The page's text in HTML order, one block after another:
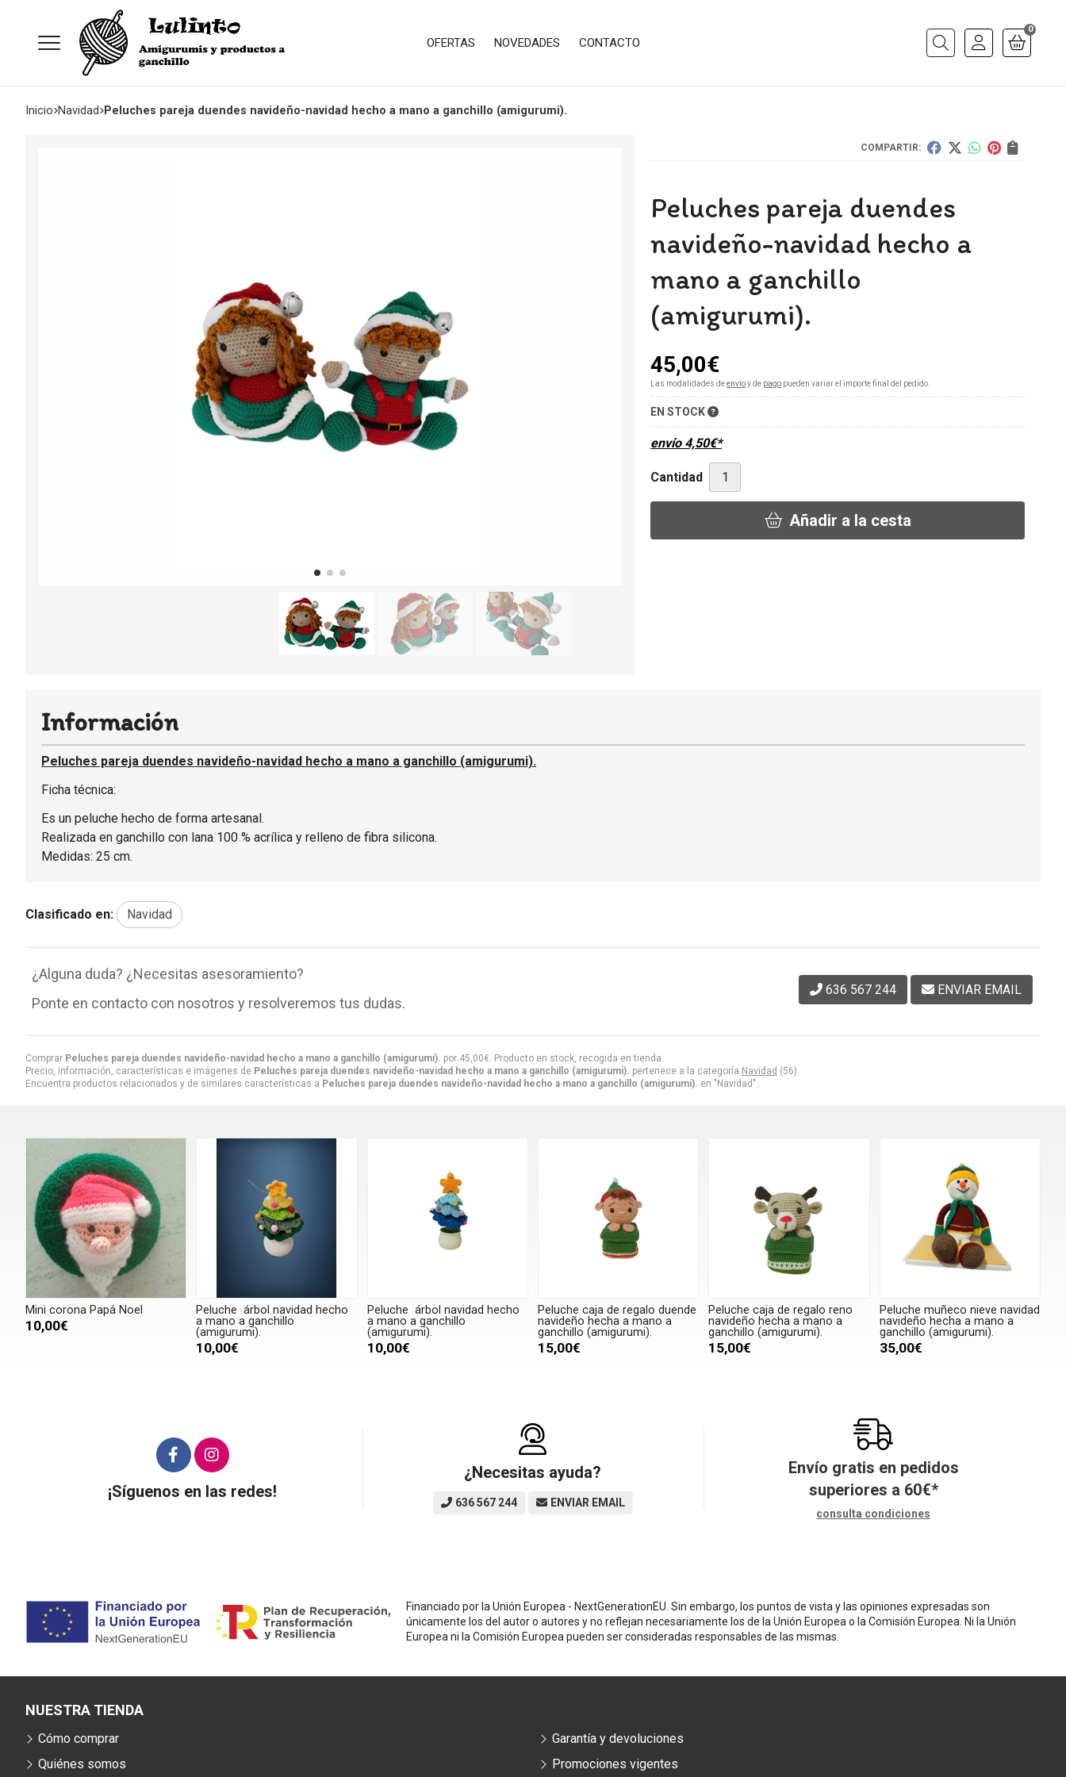
OFERTAS NOVEDADES CONTACTO
Buscar
0
Inicio navidad Peluches pareja duendes navideño-navidad hecho a mano a ganchillo (amigurumi).
COMPARTIR:
Peluches pareja duendes
navideño-navidad hecho a
mano a ganchillo
(amigurumi).
45,00€
Las modalidades deenvíoy de pago pueden variar el importe final del pedido.
EN STOCK
envío 4,50€*
Cantidad
Añadir a la cesta
Comprar Peluches pareja duendes navideño-navidad hecho a mano a ganchillo (amigurumi). por 45,00€. Producto en stock, recogida en tienda.
Precio, información, características e imágenes de Peluches pareja duendes navideño-navidad hecho a mano a ganchillo (amigurumi). pertenece a la categoría Navidad (56).
Encuentra productos relacionados y de similares características a Peluches pareja duendes navideño-navidad hecho a mano a ganchillo (amigurumi). en "Navidad".
Información
Peluches pareja duendes navideño-navidad hecho a mano a ganchillo (amigurumi).
Ficha técnica:
Es un peluche hecho de forma artesanal.
Realizada en ganchillo con lana 100 % acrílica y relleno de fibra silicona.
Medidas: 25 cm.
Clasificado en: Navidad
¿Alguna duda? ¿Necesitas asesoramiento?
Ponte en contacto con nosotros y resolveremos tus dudas.
636 567 244 ENVIAR EMAIL
Mini corona Papá Noel
10,00€
Peluche árbol navidad hecho
a mano a ganchillo
(amigurumi).
10,00€
Peluche árbol navidad hecho
a mano a ganchillo
(amigurumi).
10,00€
Peluche caja de regalo duende
navideño hecha a mano a
ganchillo (amigurumi).
15,00€
Peluche caja de regalo reno
navideño hecha a mano a
ganchillo (amigurumi).
15,00€
Peluche muñeco nieve navidad
navideño hecha a mano a
ganchillo (amigurumi).
35,00€
¡Síguenos en las redes!
¿Necesitas ayuda?
636 567 244 ENVIAR EMAIL
Envío gratis en pedidos
superiores a 60€*
consulta condiciones
Financiado por la Unión Europea - NextGenerationEU. Sin embargo, los puntos de vista y las opiniones expresadas son
únicamente los del autor o autores y no reflejan necesariamente los de la Unión Europea o la Comisión Europea. Ni la Unión
Europea ni la Comisión Europea pueden ser consideradas responsables de las mismas.
NUESTRA TIENDA
Cómo comprar
Quiénes somos
Garantía y devoluciones
Promociones vigentes